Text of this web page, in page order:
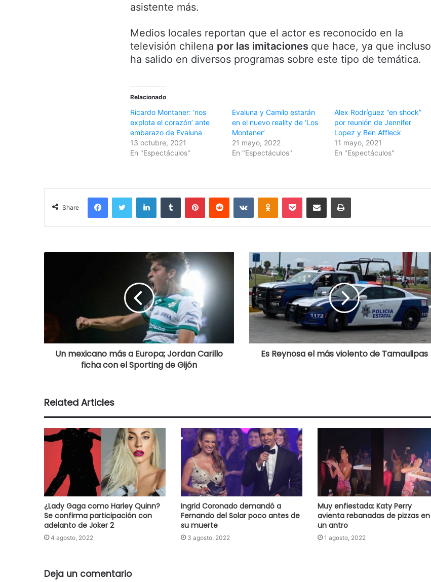
asistente más.
Medios locales reportan que el actor es reconocido en la
televisión chilena por las imitaciones que hace, ya que incluso
ha salido en diversos programas sobre este tipo de temática.
Relacionado
Ricardo Montaner: ‘nos
explota el corazón’ ante
embarazo de Evaluna
13 octubre, 2021
En "Espectáculos"
Evaluna y Camilo estarán
en el nuevo reality de ‘Los
Montaner’
21 mayo, 2022
En "Espectáculos"
Alex Rodríguez “en shock”
por reunión de Jennifer
Lopez y Ben Affleck
11 mayo, 2021
En "Espectáculos"
Share
Un mexicano más a Europa; Jordan Carillo
ficha con el Sporting de Gijón
Es Reynosa el más violento de Tamaulipas
Related Articles
¿Lady Gaga como Harley Quinn?
Se confirma participación con
adelanto de Joker 2
4 agosto, 2022
Ingrid Coronado demandó a
Fernando del Solar poco antes de
su muerte
3 agosto, 2022
Muy enfiestada: Katy Perry
avienta rebanadas de pizzas en
un antro
1 agosto, 2022
Deja un comentario